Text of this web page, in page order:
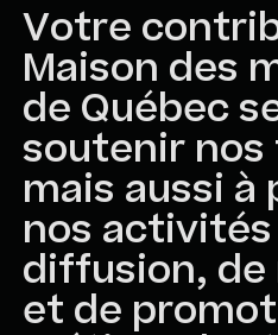
Votre
Maison des
de Québec
soutenir
mais aussi à
nos
diffusion,
et de